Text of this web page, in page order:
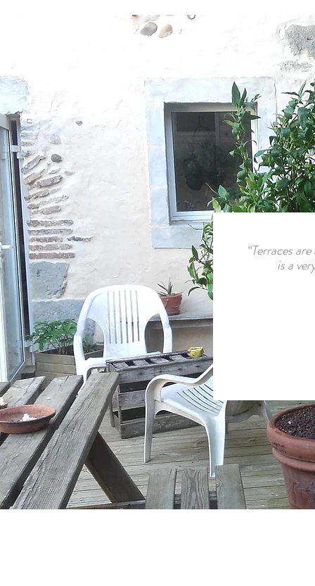
“Terraces
is a